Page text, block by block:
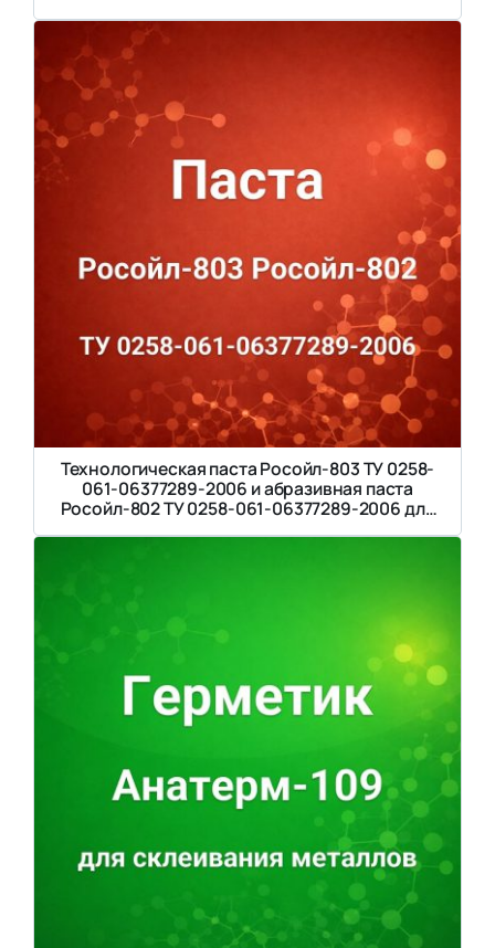
Технологическая паста Росойл-803 ТУ 0258-
061-06377289-2006 и абразивная паста
Росойл-802 ТУ 0258-061-06377289-2006 для
очистки и притирки деталей